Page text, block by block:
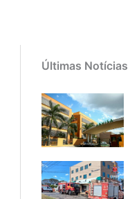
Últimas Notícias